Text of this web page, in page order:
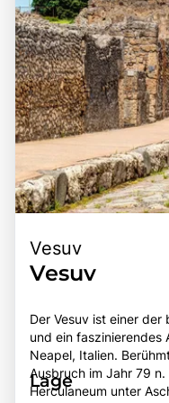
Vesuv
Vesuv
Der Vesuv ist einer der
und ein faszinierendes
Neapel, Italien.
Ausbruch im Jahr 79
Herculaneum unter
Lage